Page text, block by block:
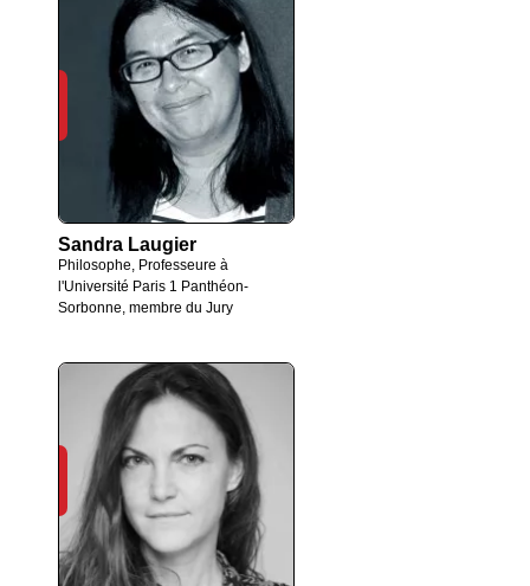
Sandra Laugier
Philosophe, Professeure à
l'Université Paris 1 Panthéon-
Sorbonne, membre du Jury